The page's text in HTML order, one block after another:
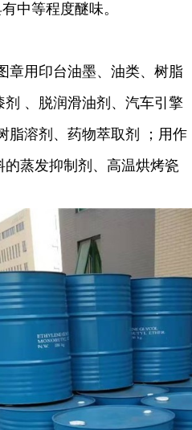
有中等程度醚味。
章用印台油墨、油类、树脂
剂 、脱润滑油剂、汽车引擎
脂溶剂、药物萃取剂
；用作
蒸发抑制剂、高温烘烤瓷